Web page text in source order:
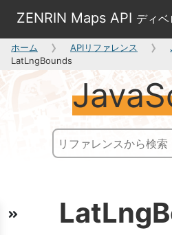
ZENRIN Maps API ディベ
ホーム APIリファレンス
LatLngBounds